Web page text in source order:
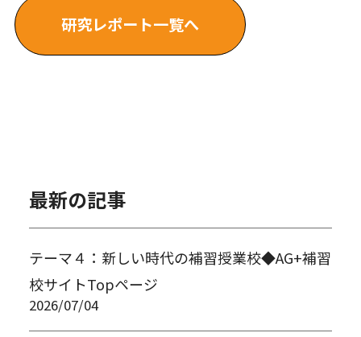
研究レポート一覧へ
最新の記事
テーマ４：新しい時代の補習授業校◆AG+補習
校サイトTopページ
2026/07/04